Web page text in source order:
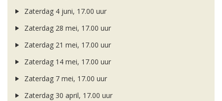
Zaterdag 4 juni, 17.00 uur
Zaterdag 28 mei, 17.00 uur
Zaterdag 21 mei, 17.00 uur
Zaterdag 14 mei, 17.00 uur
Zaterdag 7 mei, 17.00 uur
Zaterdag 30 april, 17.00 uur